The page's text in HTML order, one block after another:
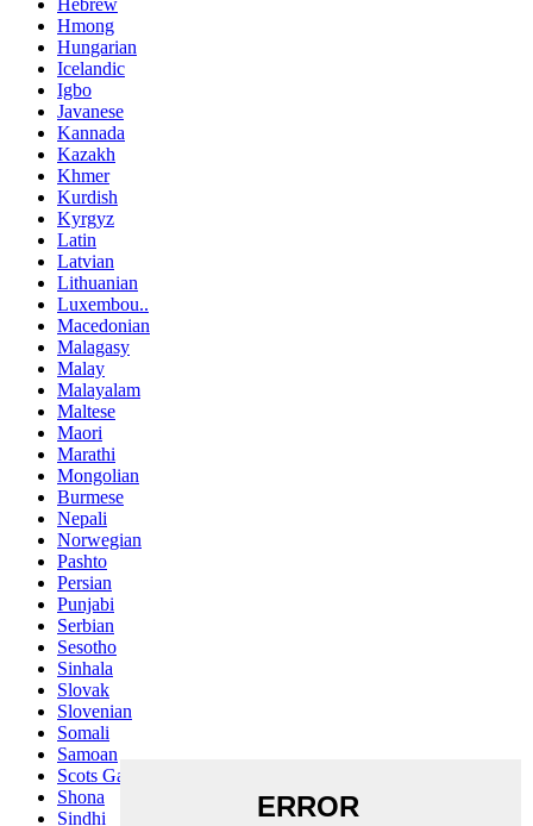
Hebrew
Hmong
Hungarian
Icelandic
Igbo
Javanese
Kannada
Kazakh
Khmer
Kurdish
Kyrgyz
Latin
Latvian
Lithuanian
Luxembou..
Macedonian
Malagasy
Malay
Malayalam
Maltese
Maori
Marathi
Mongolian
Burmese
Nepali
Norwegian
Pashto
Persian
Punjabi
Serbian
Sesotho
Sinhala
Slovak
Slovenian
Somali
Samoan
Scots Gaelic
Shona
Sindhi